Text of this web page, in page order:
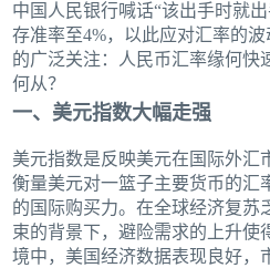
中国人民银行喊话“该出手时就
存准率至4%，以此应对汇率的
的广泛关注：人民币汇率缘何快
何从？
一、美元指数大幅走强
美元指数是反映美元在国际外汇
衡量美元对一篮子主要货币的汇
的国际购买力。在全球经济复苏
束的背景下，避险需求的上升使
境中，美国经济数据表现良好，